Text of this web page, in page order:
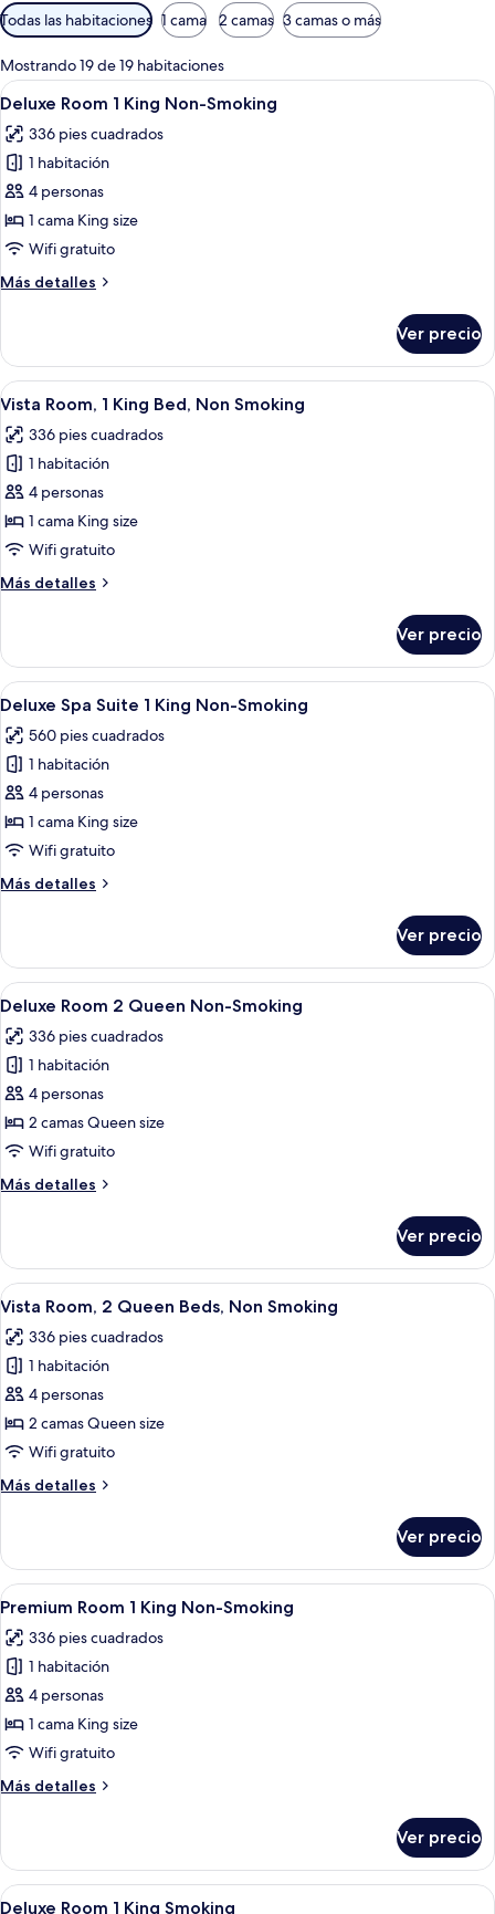
Filtros
disponibles
para
las
habitaciones
Todas las habitaciones 1 cama 2 camas 3 camas o más
Mostrando 19 de 19 habitaciones
Abrir
todas
las
fotos
de
Deluxe
Room
King
Una habitación de hotel con una
6
Deluxe Room 1 King Non-Smoking
336 pies cuadrados
1 habitación
4 personas
1 cama King size
Wifi gratuito
Más detalles
Más
Room
King
Smoking
Ver precio
Abrir
todas
las
fotos
de
Vista
Room,
King
Smoking
Habitación de hotel con una cama
7
Vista Room, 1 King Bed, Non Smoking
336 pies cuadrados
1 habitación
4 personas
1 cama King size
Wifi gratuito
Más detalles
Más
Room,
King
Non
Smoking
Ver precio
Abrir
todas
las
fotos
de
Deluxe
Spa
1
Smoking
Habitación de hotel con una cama
8
Deluxe Spa Suite 1 King Non-Smoking
560 pies cuadrados
1 habitación
4 personas
1 cama King size
Wifi gratuito
Más detalles
Más
Spa
Suite
1
Non-
Smoking
Ver precio
Abrir
todas
las
fotos
de
Deluxe
Room
Queen
Habitación de hotel con dos camas,
6
Deluxe Room 2 Queen Non-Smoking
336 pies cuadrados
1 habitación
4 personas
2 camas Queen size
Wifi gratuito
Más detalles
Más
Room
Queen
Smoking
Ver precio
Abrir
todas
las
fotos
de
Vista
Room,
Queen
Smoking
Habitación de hotel con dos camas,
7
Vista Room, 2 Queen Beds, Non Smoking
336 pies cuadrados
1 habitación
4 personas
2 camas Queen size
Wifi gratuito
Más detalles
Más
Room,
Queen
Non
Smoking
Ver precio
Abrir
todas
las
fotos
de
Premium
Room
King
Una habitación de hotel con una
6
Premium Room 1 King Non-Smoking
336 pies cuadrados
1 habitación
4 personas
1 cama King size
Wifi gratuito
Más detalles
Más
Room
King
Ver precio
Abrir
Una habitación de hotel con una
6
Deluxe Room 1 King Smoking